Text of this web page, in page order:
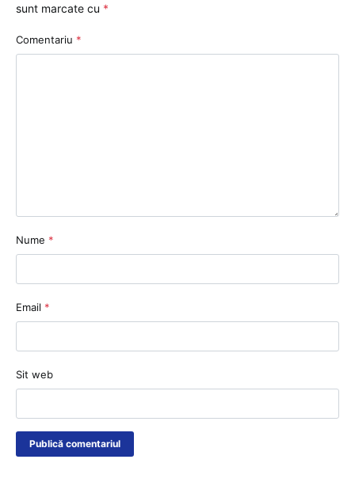
sunt marcate cu *
Comentariu *
Nume *
Email *
Sit web